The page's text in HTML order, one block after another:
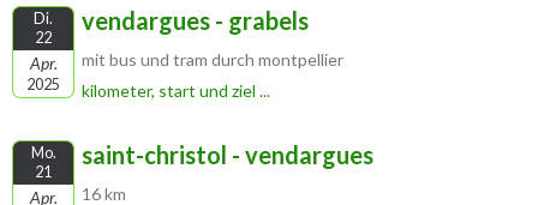
Di.
22
Apr.
2025
vendargues - grabels
mit bus und tram durch montpellier
kilometer, start und ziel ...
Mo.
21
Apr.
saint-christol - vendargues
16 km